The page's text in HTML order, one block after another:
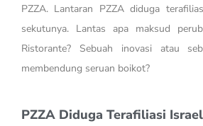
PZZA. Lantaran PZZA diduga
sekutunya. Lantas apa maksud
Ristorante? Sebuah inovasi atau
membendung seruan boikot?
PZZA Diduga Terafiliasi Israel